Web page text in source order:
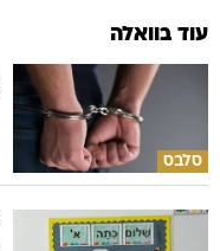
עוד בוואלה
סלבס